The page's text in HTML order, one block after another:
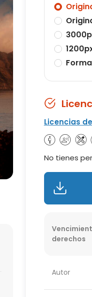
Licencias
No tienes
derechos
Autor